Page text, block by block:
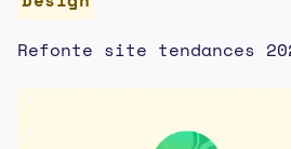
Refonte site tendances